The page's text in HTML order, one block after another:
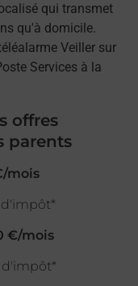
qui transmet
qu'à domicile.
Veiller sur
Services à la
offres
parents
mois
d'impôt*
€/mois
d'impôt*